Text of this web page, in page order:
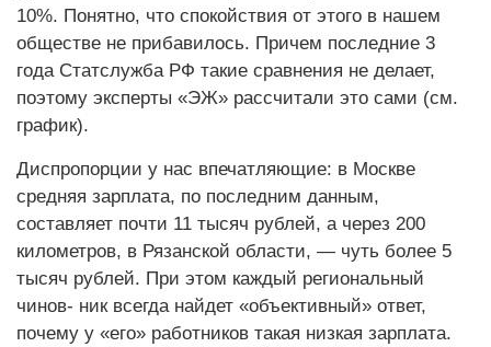
10%. Понятно, что спокойствия от этого в нашем
обществе не прибавилось. Причем последние 3
года Статслужба РФ такие сравнения не делает,
поэтому эксперты «ЭЖ» рассчитали это сами (см.
график).
Диспропорции у нас впечатляющие: в Москве
средняя зарплата, по последним данным,
составляет почти 11 тысяч рублей, а через 200
километров, в Рязанской области, — чуть более 5
тысяч рублей. При этом каждый региональный
чинов- ник всегда найдет «объективный» ответ,
почему у «его» работников такая низкая зарплата.